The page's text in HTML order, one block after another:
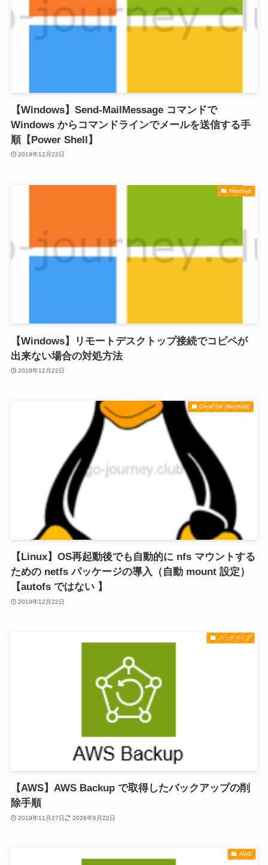
【Windows】Send-MailMessage コマンドで
Windows からコマンドラインでメールを送信する手
順【Power Shell】
2019年12月22日
Windows
【Windows】リモートデスクトップ接続でコピペが
出来ない場合の対処方法
2019年12月22日
CentOS6 (RedHat6)
【Linux】OS再起動後でも自動的に nfs マウントする
ための netfs パッケージの導入（自動 mount 設定）
【autofs ではない 】
2019年12月22日
バックアップ
【AWS】AWS Backup で取得したバックアップの削
除手順
2019年11月27日 2026年6月22日
AWS